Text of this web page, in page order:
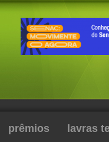
prêmios lavras